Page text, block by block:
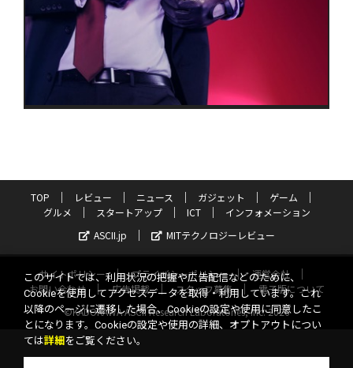
TOP レビュー ニュース ガジェット
ゲーム
グルメ
スタートアップ ICT
インフォメーション
ASCII.jp
MITテクノロジーレビュー
サイトポリシー プライバシーポリシー
運営会社
お問い合わせ
広告掲載 スタッフ募集
電子版について
©KADOKAWA ASCII Research Laboratories, Inc. 2026
このサイトでは、利用状況の把握や広告配信などのために、
Cookieを使用してアクセスデータを取得・利用しています。これ
以降のページに遷移した場合、Cookieの設定や使用に同意したこ
とになります。Cookieの設定や使用の詳細、オプトアウトについ
ては詳細 をご覧ください。